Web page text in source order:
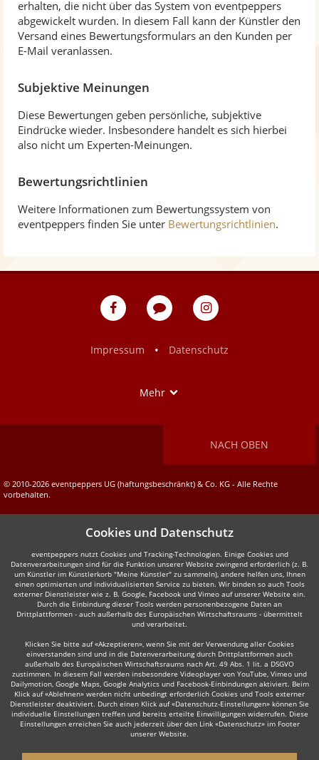
erhalten, die nicht über das System von eventpeppers
abgewickelt wurden. In diesem Fall kann der Künstler den
Versand eines Bewertungsformulars an den Kunden per
E-Mail veranlassen.
Subjektive Meinungen
Diese Bewertungen geben persönliche, subjektive
Eindrücke wieder. Insbesondere handelt es sich hierbei
also nicht um Experten-Meinungen.
Bewertungsrichtlinien
Weitere Informationen zum Bewertungssystem von
eventpeppers finden Sie unter Bewertungsrichtlinien.
eventpeppers
Blog
eventpeppers
Impressum
• Datenschutz
Mehr
NACH OBEN
© 2010-2026 eventpeppers UG (haftungsbeschränkt) & Co. KG - Alle Rechte
vorbehalten.
Cookies und Datenschutz
eventpeppers nutzt Cookies und Tracking-Technologien. Einige Cookies und
Datenverarbeitungen sind für die Funktion unserer Website zwingend erforderlich (z. B.
um Künstler im Künstlerkorb "Meine Künstler" zu sammeln), andere helfen uns, Ihnen
einen optimierten und individualisierten Service zu bieten. Wir binden so auch Tools
externer Dienstleister wie z. B. Google, Facebook und Vimeo auf unserer Website ein.
Durch die Einbindung dieser Tools werden personenbezogene Daten an
Drittplattformen - auch außerhalb des Europäischen Wirtschaftsraums - übermittelt
und verarbeitet.
Klicken Sie bitte auf «Akzeptieren», wenn Sie mit der Verwendung aller Cookies
einverstanden sind und in die Datenverarbeitung durch Drittplattformen auch
außerhalb des Europäischen Wirtschaftsraums nach Art. 49 Abs. 1 lit. a DSGVO
zustimmen. In diesem Fall werden insbesondere Videoplayer von YouTube, Vimeo und
Dailymotion, Google Maps, Google Analytics und Facebook-Einbindungen aktiviert. Beim
Klick auf «Ablehnen» werden nicht unbedingt erforderlich Cookies und Tools externer
Dienstleister deaktiviert. Durch einen Klick auf «Datenschutz-Einstellungen» können Sie
individuelle Einstellungen treffen und bereits erteilte Einwilligungen widerrufen. Diese
Einstellungen erreichen Sie auch jederzeit über den Link «Datenschutz» im Footer
unserer Website.